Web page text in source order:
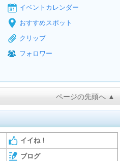
イベントカレンダー
おすすめスポット
クリップ
フォロワー
ページの先頭へ ▲
イイね！
ブログ